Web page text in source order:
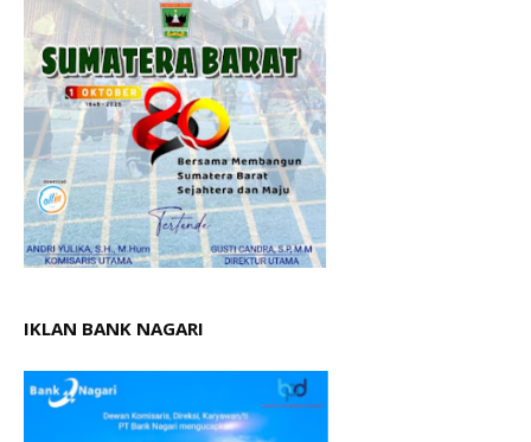
IKLAN BANK NAGARI